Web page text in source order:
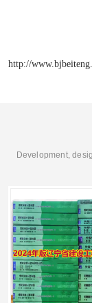
http://
Development,